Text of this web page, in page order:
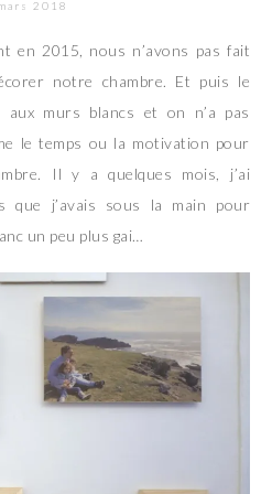
2018
en 2015, nous n’avons pas fait
notre chambre. Et puis le
aux murs blancs et on n’a pas
le temps ou la motivation pour
Il y a quelques mois, j’ai
que j’avais sous la main pour
un peu plus gai…